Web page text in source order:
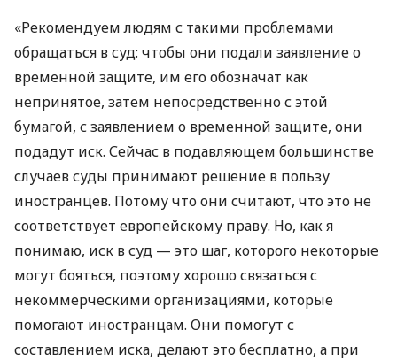
«Рекомендуем людям с такими проблемами
обращаться в суд: чтобы они подали заявление о
временной защите, им его обозначат как
непринятое, затем непосредственно с этой
бумагой, с заявлением о временной защите, они
подадут иск. Сейчас в подавляющем большинстве
случаев суды принимают решение в пользу
иностранцев. Потому что они считают, что это не
соответствует европейскому праву. Но, как я
понимаю, иск в суд — это шаг, которого некоторые
могут бояться, поэтому хорошо связаться с
некоммерческими организациями, которые
помогают иностранцам. Они помогут с
составлением иска, делают это бесплатно, а при